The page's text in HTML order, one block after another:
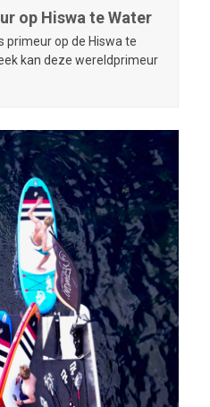
op Hiswa te Water
primeur op de Hiswa te
kan deze wereldprimeur